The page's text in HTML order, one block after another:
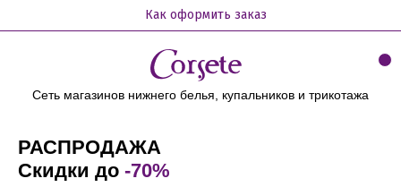
Как оформить заказ
Сеть магазинов нижнего белья, купальников и трикотажа
РАСПРОДАЖА
Скидки до -70%